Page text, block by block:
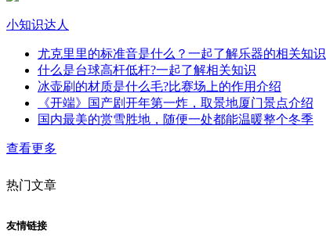
小知识达人
尤克里里的标准音是什么？一起了解乐器的相关知识
什么是台球高杆低杆?一起了解相关知识
冰壶刷的材质是什么毛?比赛场上的作用介绍
《开端》国产剧开年第一炸，取景地厦门景点介绍
国内最美的赏雪胜地，随便一处都能温暖整个冬季
查看更多
热门文章
友情链接